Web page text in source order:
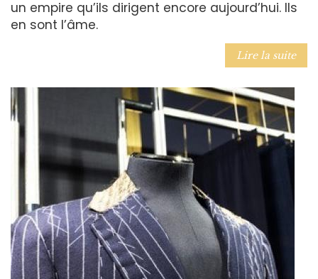
un empire qu’ils dirigent encore aujourd’hui. Ils
en sont l’âme.
Lire la suite